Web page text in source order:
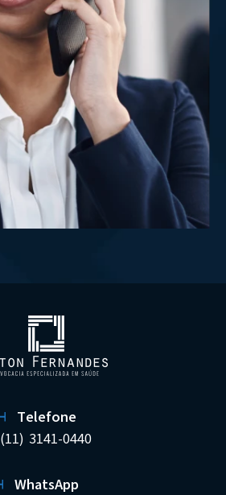
Telefone
(11) 3141-0440
WhatsApp